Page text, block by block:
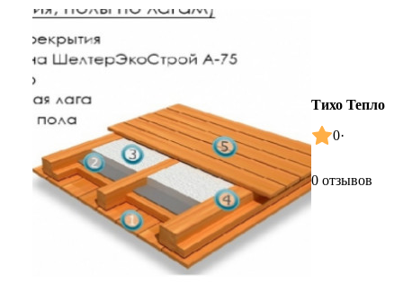
Тихо Тепло
0·
0 отзывов